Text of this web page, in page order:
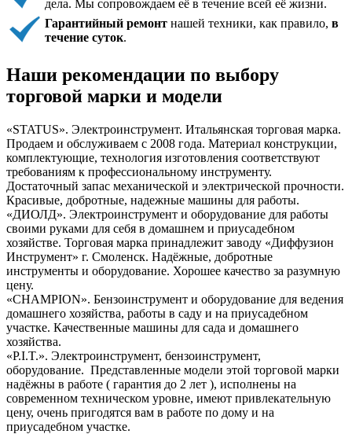
дела. Мы сопровождаем её в течение всей её жизни.
Гарантийный ремонт нашей техники, как правило, в
течение суток.
Наши рекомендации по выбору
торговой марки и модели
«STATUS». Электроинструмент. Итальянская торговая марка.
Продаем и обслуживаем с 2008 года. Материал конструкции,
комплектующие, технология изготовления соответствуют
требованиям к профессиональному инструменту.
Достаточный запас механической и электрической прочности.
Красивые, добротные, надежные машины для работы.
«ДИОЛД». Электроинструмент и оборудование для работы
своими руками для себя в домашнем и приусадебном
хозяйстве. Торговая марка принадлежит заводу «Диффузион
Инструмент» г. Смоленск. Надёжные, добротные
инструменты и оборудование. Хорошее качество за разумную
цену.
«СHAMPION». Бензоинструмент и оборудование для ведения
домашнего хозяйства, работы в саду и на приусадебном
участке. Качественные машины для сада и домашнего
хозяйства.
«P.I.T.». Электроинструмент, бензоинструмент,
оборудование. Представленные модели этой торговой марки
надёжны в работе ( гарантия до 2 лет ), исполнены на
современном техническом уровне, имеют привлекательную
цену, очень пригодятся вам в работе по дому и на
приусадебном участке.